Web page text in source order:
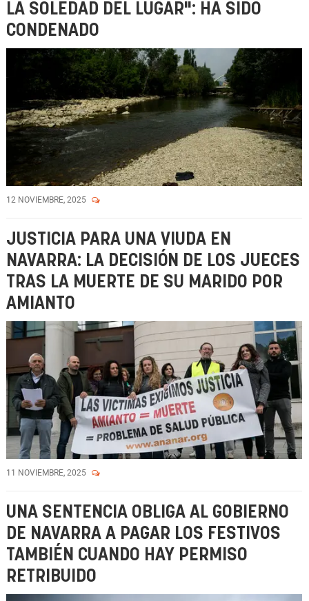
LA SOLEDAD DEL LUGAR": HA SIDO
CONDENADO
12 NOVIEMBRE, 2025
JUSTICIA PARA UNA VIUDA EN
NAVARRA: LA DECISIÓN DE LOS JUECES
TRAS LA MUERTE DE SU MARIDO POR
AMIANTO
11 NOVIEMBRE, 2025
UNA SENTENCIA OBLIGA AL GOBIERNO
DE NAVARRA A PAGAR LOS FESTIVOS
TAMBIÉN CUANDO HAY PERMISO
RETRIBUIDO